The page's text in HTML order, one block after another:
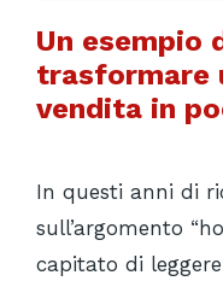
Un esempio
trasformare
vendita in
In questi anni di
sull’argomento
capitato di